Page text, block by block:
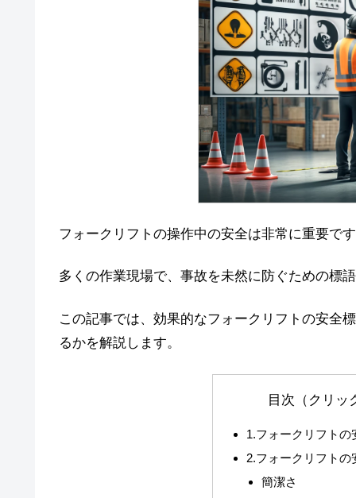
フォークリフトの操作中の安全は非常に重要で
多くの作業現場で、事故を未然に防ぐための標
この記事では、効果的なフォークリフトの安全
るかを解説します。
目次（クリッ
1.フォークリフト
2.フォークリフト
簡潔さ